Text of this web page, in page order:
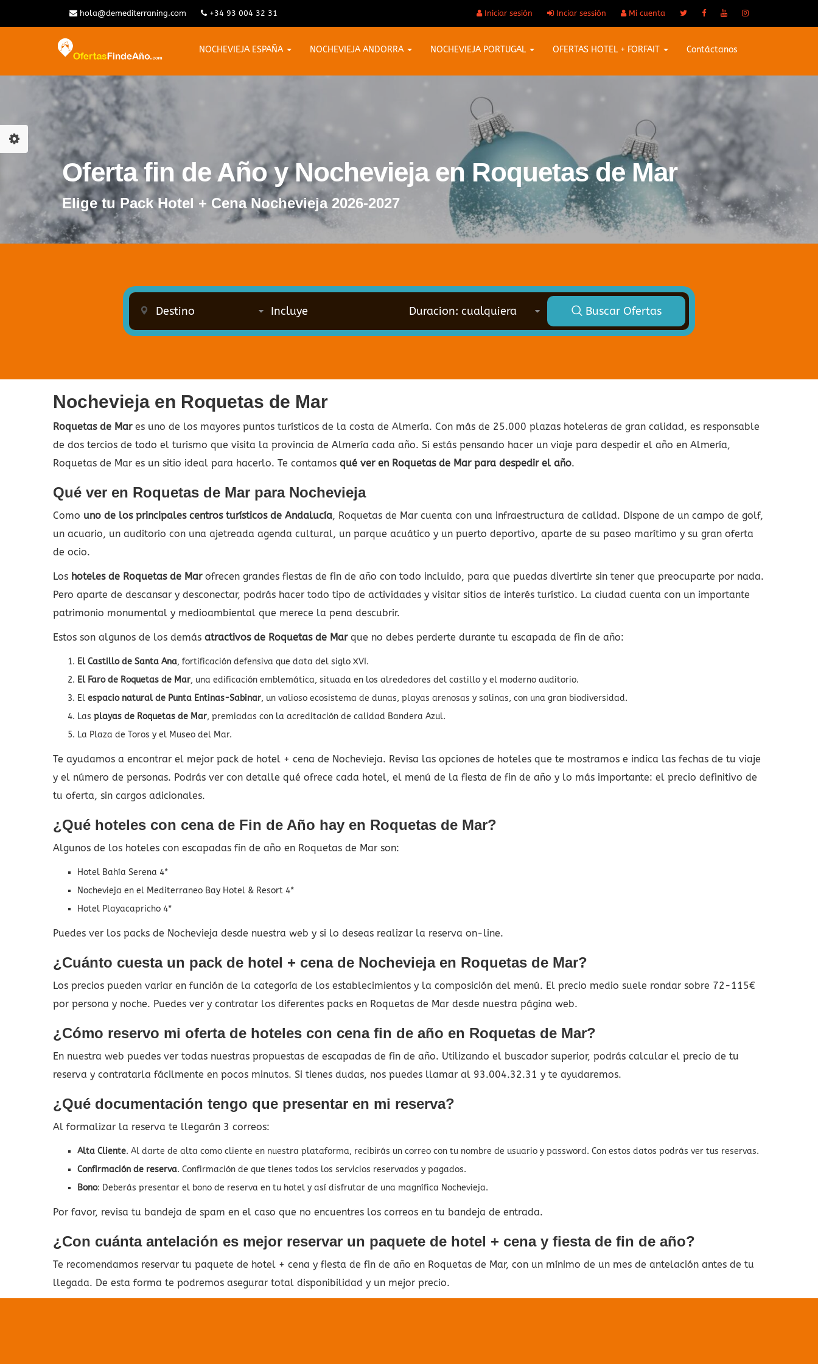
hola@demediterraning.com +34 93 004 32 31 Iniciar sesión Inciar sessión Mi cuenta
NOCHEVIEJA ESPAÑA NOCHEVIEJA ANDORRA NOCHEVIEJA PORTUGAL OFERTAS HOTEL + FORFAIT Contáctanos
Oferta fin de Año y Nochevieja en Roquetas de Mar
Elige tu Pack Hotel + Cena Nochevieja 2026-2027
Incluye Buscar Ofertas
Nochevieja en Roquetas de Mar
Roquetas de Mares uno de los mayores puntos turísticos de la costa de Almería. Con más de 25.000 plazas hoteleras de gran calidad, es responsable
de dos tercios de todo el turismo que visita la provincia de Almería cada año. Si estás pensando hacer un viaje para despedir el año en Almería,
Roquetas de Mar es un sitio ideal para hacerlo. Te contamos qué ver en Roquetas de Mar para despedir el año.
Qué ver en Roquetas de Mar para Nochevieja
Como uno de los principales centros turísticos de Andalucía, Roquetas de Mar cuenta con una infraestructura de calidad. Dispone de un campo de golf,
un acuario, un auditorio con una ajetreada agenda cultural, un parque acuático y un puerto deportivo, aparte de su paseo marítimo y su gran oferta
de ocio.
Los hoteles de Roquetas de Marofrecen grandes fiestas de fin de año con todo incluido, para que puedas divertirte sin tener que preocuparte por nada.
Pero aparte de descansar y desconectar, podrás hacer todo tipo de actividades y visitar sitios de interés turístico. La ciudad cuenta con un importante
patrimonio monumental y medioambiental que merece la pena descubrir.
Estos son algunos de los demás atractivos de Roquetas de Marque no debes perderte durante tu escapada de fin de año:
El Castillo de Santa Ana, fortificación defensiva que data del siglo XVI.
El Faro de Roquetas de Mar, una edificación emblemática, situada en los alrededores del castillo y el moderno auditorio.
El espacio natural de Punta Entinas-Sabinar, un valioso ecosistema de dunas, playas arenosas y salinas, con una gran biodiversidad.
Las playas de Roquetas de Mar, premiadas con la acreditación de calidad Bandera Azul.
La Plaza de Toros y el Museo del Mar.
Te ayudamos a encontrar el mejor pack de hotel + cena de Nochevieja. Revisa las opciones de hoteles que te mostramos e indica las fechas de tu viaje
y el número de personas. Podrás ver con detalle qué ofrece cada hotel, el menú de la fiesta de fin de año y lo más importante: el precio definitivo de
tu oferta, sin cargos adicionales.
¿Qué hoteles con cena de Fin de Año hay en Roquetas de Mar?
Algunos de los hoteles con escapadas fin de año en Roquetas de Mar son:
Hotel Bahía Serena 4*
Nochevieja en el Mediterraneo Bay Hotel & Resort 4*
Hotel Playacapricho 4*
Puedes ver los packs de Nochevieja desde nuestra web y si lo deseas realizar la reserva on-line.
¿Cuánto cuesta un pack de hotel + cena de Nochevieja en Roquetas de Mar?
Los precios pueden variar en función de la categoría de los establecimientos y la composición del menú. El precio medio suele rondar sobre 72-115€
por persona y noche. Puedes ver y contratar los diferentes packs en Roquetas de Mar desde nuestra página web.
¿Cómo reservo mi oferta de hoteles con cena fin de año en Roquetas de Mar?
En nuestra web puedes ver todas nuestras propuestas de escapadas de fin de año. Utilizando el buscador superior, podrás calcular el precio de tu
reserva y contratarla fácilmente en pocos minutos. Si tienes dudas, nos puedes llamar al 93.004.32.31 y te ayudaremos.
¿Qué documentación tengo que presentar en mi reserva?
Al formalizar la reserva te llegarán 3 correos:
Alta Cliente. Al darte de alta como cliente en nuestra plataforma, recibirás un correo con tu nombre de usuario y password. Con estos datos podrás ver tus reservas.
Confirmación de reserva. Confirmación de que tienes todos los servicios reservados y pagados.
Bono: Deberás presentar el bono de reserva en tu hotel y así disfrutar de una magnífica Nochevieja.
Por favor, revisa tu bandeja de spam en el caso que no encuentres los correos en tu bandeja de entrada.
¿Con cuánta antelación es mejor reservar un paquete de hotel + cena y fiesta de fin de año?
Te recomendamos reservar tu paquete de hotel + cena y fiesta de fin de año en Roquetas de Mar, con un mínimo de un mes de antelación antes de tu
llegada. De esta forma te podremos asegurar total disponibilidad y un mejor precio.